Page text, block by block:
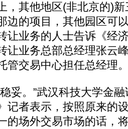
，其他地区(非北京的)
边的项目，其他园区可
让业务的人士告诉《经
让业务总部总经理张云
管交易中心担任总经理
。”武汉科技大学金融
记者表示，按照原来的
的场外交易市场的话，